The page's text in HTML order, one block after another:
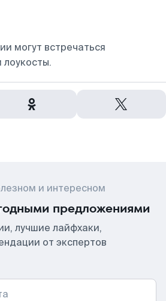
могут встречаться
и интересном
предложениями
лучшие лайфхаки,
от экспертов